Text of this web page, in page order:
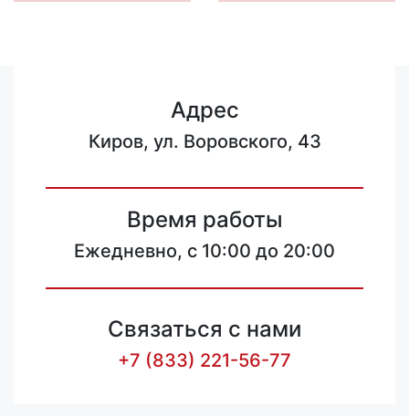
Адрес
Киров, ул. Воровского, 43
Время работы
Ежедневно, с 10:00 до 20:00
Связаться с нами
+7 (833) 221-56-77